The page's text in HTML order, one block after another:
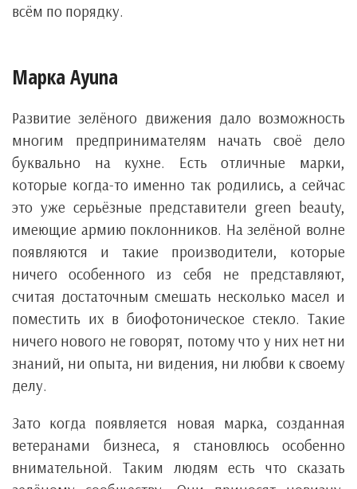
всём по порядку.
Марка Ayuna
Развитие зелёного движения дало возможность
многим предпринимателям начать своё дело
буквально на кухне. Есть отличные марки,
которые когда-то именно так родились, а сейчас
это уже серьёзные представители green beauty,
имеющие армию поклонников. На зелёной волне
появляются и такие производители, которые
ничего особенного из себя не представляют,
считая достаточным смешать несколько масел и
поместить их в биофотоническое стекло. Такие
ничего нового не говорят, потому что у них нет ни
знаний, ни опыта, ни видения, ни любви к своему
делу.
Зато когда появляется новая марка, созданная
ветеранами бизнеса, я становлюсь особенно
внимательной. Таким людям есть что сказать